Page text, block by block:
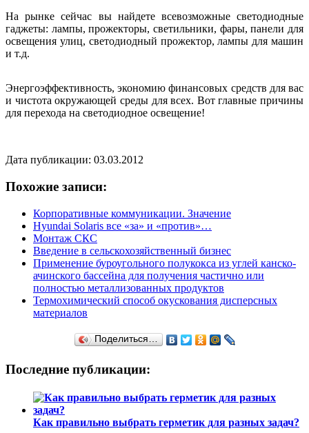
На рынке сейчас вы найдете всевозможные светодиодные
гаджеты: лампы, прожекторы, светильники, фары, панели для
освещения улиц, светодиодный прожектор, лампы для машин
и т.д.
Энергоэффективность, экономию финансовых средств для вас
и чистота окружающей среды для всех. Вот главные причины
для перехода на светодиодное освещение!
Дата публикации: 03.03.2012
Похожие записи:
Корпоративные коммуникации. Значение
Hyundai Solaris все «за» и «против»…
Монтаж СКС
Введение в сельскохозяйственный бизнес
Применение буроугольного полукокса из углей канско-
ачинского бассейна для получения частично или
полностью металлизованных продуктов
Термохимический способ окускования дисперсных
материалов
Поделиться…
Последние публикации:
Как правильно выбрать герметик для разных задач?